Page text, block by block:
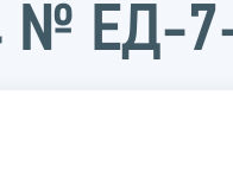
№ ЕД-